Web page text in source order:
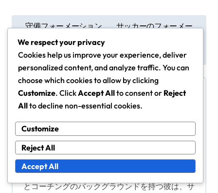
o
n
a
v
g
a
t
守備フォーメーション
ガー：予測、タイミン
グ、実行
サッカーのフォーメー
ニング、効果iveness
Byマーカス・ヘイル
情熱的なサッカーアナリストであるマーカス・ヘ
イルは、美しいゲームにおける守備フォーメーシ
ョンを10年以上研究してきました。スポーツ科学
とコーチングのバックグラウンドを持つ彼は、サ
We respect your privacy
Cookies help us improve your experience, deliver
personalized content, and analyze traffic. You can
choose which cookies to allow by clicking
Customize. ClickAccept Allto consent or Reject
Allto decline non-essential cookies.
Customize
Reject All
Accept All